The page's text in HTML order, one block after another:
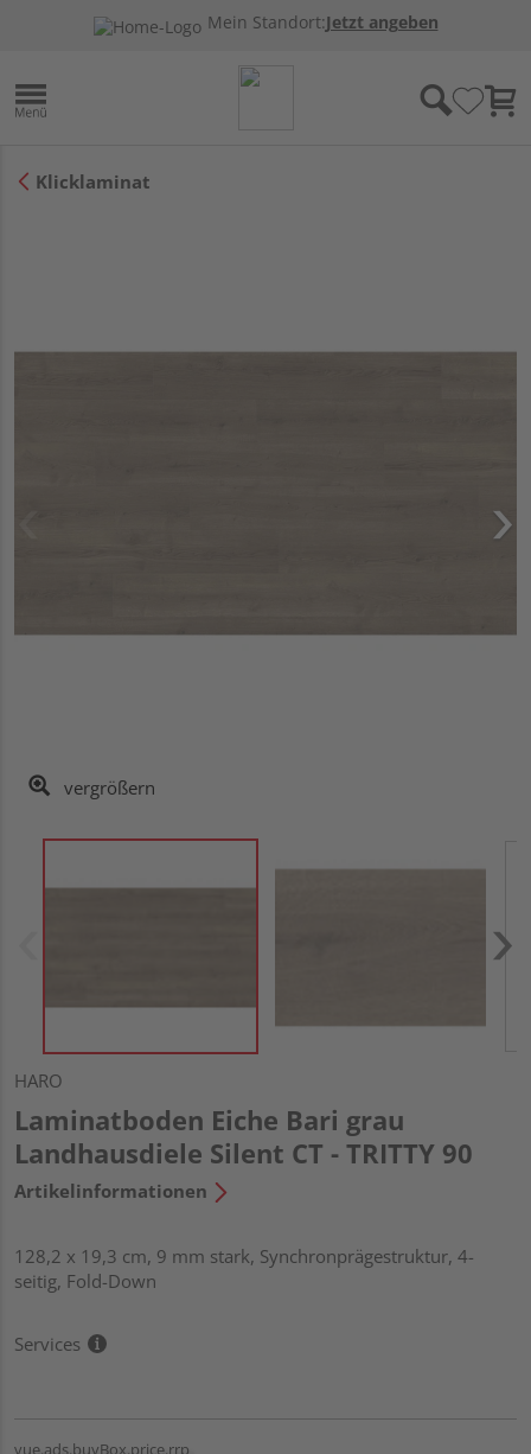
Mein Standort:Jetzt angeben
Klicklaminat
vergrößern
HARO
Laminatboden Eiche Bari grau
Landhausdiele Silent CT - TRITTY 90
Artikelinformationen
128,2 x 19,3 cm, 9 mm stark, Synchronprägestruktur, 4-
seitig, Fold-Down
Services
vue.ads.buyBox.price.rrp